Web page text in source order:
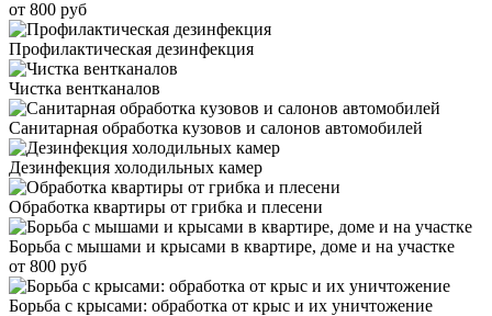
от 800 руб
Профилактическая дезинфекция
Чистка вентканалов
Санитарная обработка кузовов и салонов автомобилей
Дезинфекция холодильных камер
Обработка квартиры от грибка и плесени
Борьба с мышами и крысами в квартире, доме и на участке
от 800 руб
Борьба с крысами: обработка от крыс и их уничтожение